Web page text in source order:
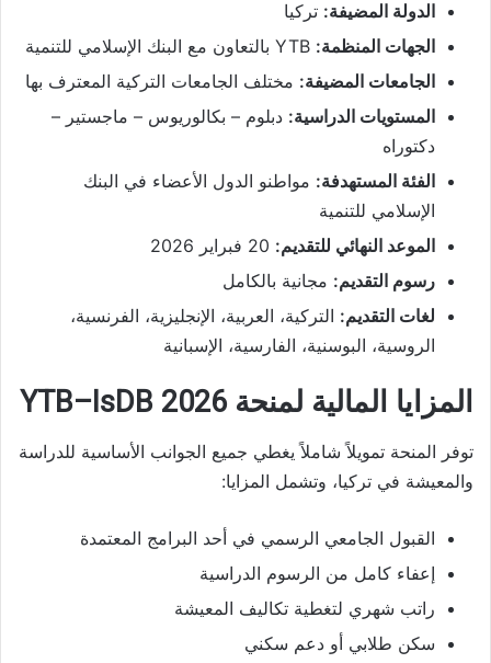
الدولة المضيفة: تركيا
الجهات المنظمة:
الجامعات المضيفة: مختلف الجامعات التركية المعترف بها
المستويات الدراسية: دبلوم – بكالوريوس – ماجستير –
دكتوراه
الفئة المستهدفة: مواطنو الدول الأعضاء في البنك
الإسلامي للتنمية
الموعد النهائي للتقديم:
رسوم التقديم: مجانية بالكامل
لغات التقديم: التركية، العربية، الإنجليزية، الفرنسية،
الروسية، البوسنية، الفارسية، الإسبانية
المزايا المالية لمنحة YTB–IsDB 2026
توفر المنحة تمويلاً شاملاً يغطي جميع الجوانب الأساسية للدراسة
والمعيشة في تركيا، وتشمل المزايا:
القبول الجامعي الرسمي في أحد البرامج المعتمدة
إعفاء كامل من الرسوم الدراسية
راتب شهري لتغطية تكاليف المعيشة
سكن طلابي أو دعم سكني